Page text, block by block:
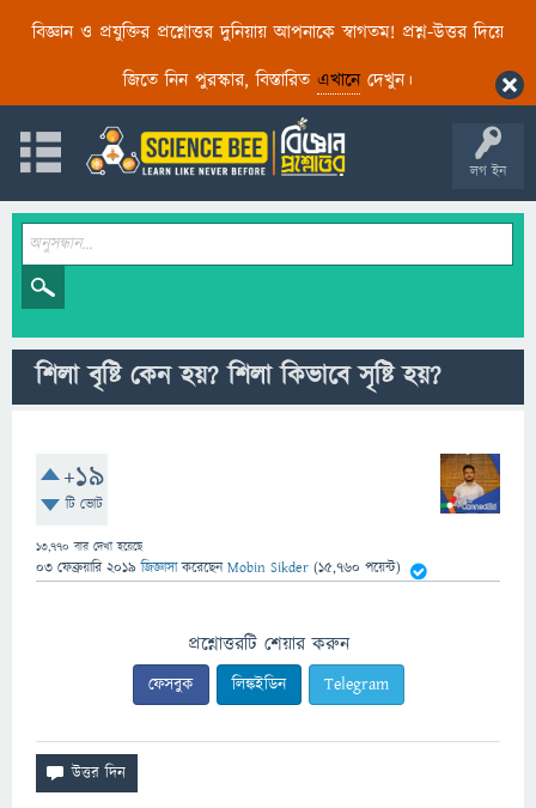
বিজ্ঞান ও প্রযুক্তির প্রশ্নোত্তর দুনিয়ায় আপনাকে স্বাগতম! প্রশ্ন-উত্তর দিয়ে
জিতে নিন পুরস্কার, বিস্তারিত এখানেদেখুন।
লগ ইন
শিলা বৃষ্টি কেন হয়? শিলা কিভাবে সৃষ্টি হয়?
+19
টি ভোট
13,770 বার দেখা হয়েছে
03 ফেব্রুয়ারি 2019 জিজ্ঞাসাকরেছেনMobin Sikder (15,760 পয়েন্ট)
প্রশ্নোত্তরটি শেয়ার করুন
ফেসবুক লিঙ্কইডিন Telegram